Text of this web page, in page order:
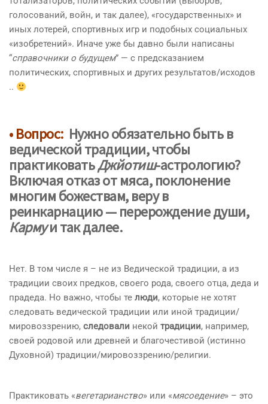
голосований, войн, и так далее), «государственных» и
иных лотерей, спортивных игр и подобных социальных
«изобретений». Иначе уже бы давно были написаны
“справочники о будущем” — с предсказанием
политических, спортивных и других результатов/исходов
..
• Вопрос:Нужно обязательнобыть в
ведической традиции, чтобы
практиковатьДжйотиш-астрологию?
Включаяотказ от мяса, поклонение
многим божествам, веру в
реинкарнацию— перерождение души,
Кармуи так далее.
Нет. В том числе я – не из Ведической традиции, а из
традиции своих предков, своего рода, своего отца, деда и
прадеда. Но важно, чтобы те люди, которые не хотят
следовать ведической традиции или иной традиции/
мировоззрению, следовали некой традиции, например,
своей родовой или древней и благочестивой (истинно
Духовной) традиции/мировоззрению/религии.
Практиковать «вегетарианство» или «мясоедение» – это